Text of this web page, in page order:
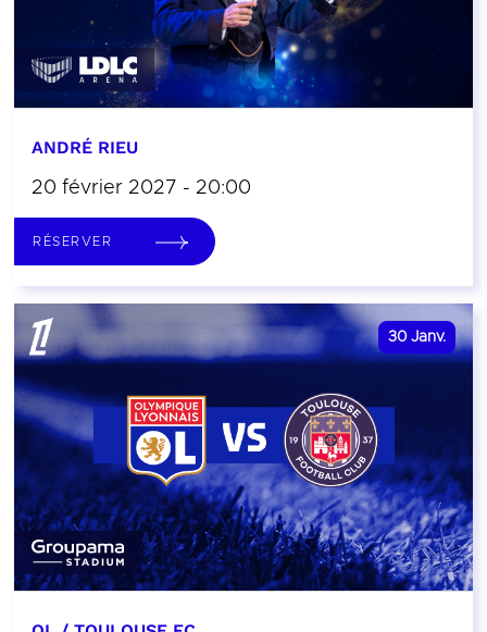
ANDRÉ RIEU
20 février 2027 - 20:00
RÉSERVER
30 Janv.